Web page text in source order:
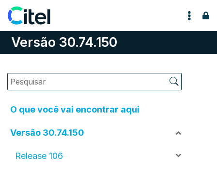
Pular para o conteúdo
Versão 30.74.150
O que você vai encontrar aqui
Versão 30.74.150
Release 106